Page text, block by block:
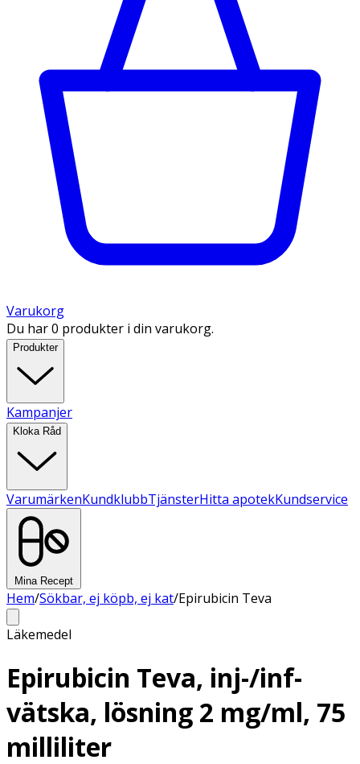
Varukorg
Du har 0 produkter i din varukorg.
Produkter
Kampanjer
Kloka Råd
VarumärkenKundklubbTjänsterHitta apotekKundservice
Mina Recept
Hem/Sökbar, ej köpb, ej kat/Epirubicin Teva
Läkemedel
Epirubicin Teva, inj-/inf-
vätska, lösning 2 mg/ml, 75
milliliter